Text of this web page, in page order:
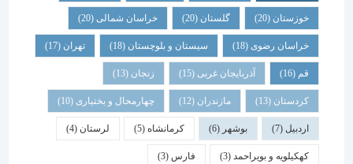
خوزستان(20) گلستان (20) خراسان شمالی(20)
خراسان رضوی(18) سیستان و بلوچستان(18) تهران
آذربایجان غربی(15) زنجان
کردستان(13) مازندران(12) چهارمحال و بختیاری (10)
بوشهر کرمانشاه(5) لرستان (4)
کهکیلویه و بویراحمد(3) فارس